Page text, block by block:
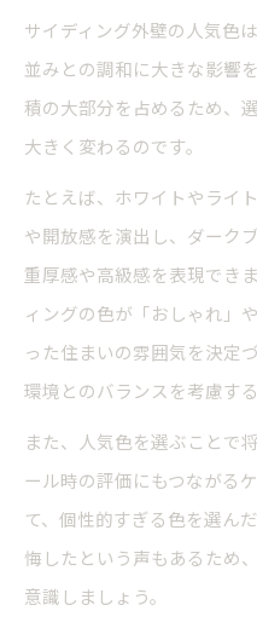
サイディング外壁の人気色
並みとの調和に大きな影響
積の大部分を占めるため、
大きく変わるのです。
たとえば、ホワイトやライ
や開放感を演出し、ダーク
重厚感や高級感を表現でき
ィングの色が「おしゃれ」
った住まいの雰囲気を決定
環境とのバランスを考慮す
また、人気色を選ぶことで
ール時の評価にもつながる
て、個性的すぎる色を選ん
悔したという声もあるため
意識しましょう。